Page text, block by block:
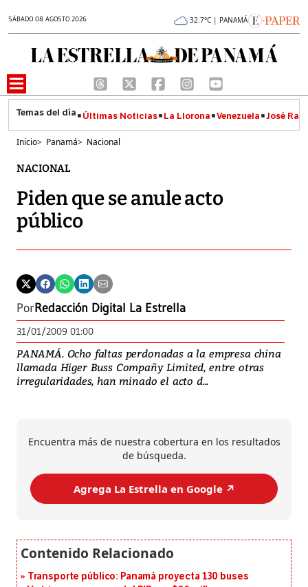
SÁBADO 08 AGOSTO 2026 32.7°C | PANAMÁ
Últimas Noticias La Llorona Venezuela José
Inicio> Panamá> Nacional
NACIONAL
Piden que se anule acto
público
PorRedacción Digital La Estrella
31/01/2009 01:00
PANAMÁ. Ocho faltas perdonadas a la empresa china
llamada Higer Buss Compañy Limited, entre otras
irregularidades, han minado el acto d...
Encuentra más de nuestra cobertura en los resultados
de búsqueda.
Agrega La Estrella en Google ↗️
Transporte público: Panamá proyecta 130 buses